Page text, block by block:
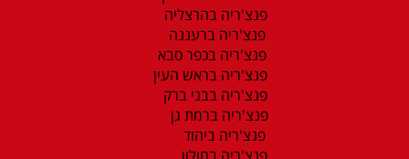
פנצ'ריה בהרצליה
פנצ'ריה ברעננה
פנצ'ריה בכפר סבא
פנצ'ריה בראש העין
פנצ'ריה בבני ברק
פנצ'ריה ברמת גן
פנצ'ריה ביהוד